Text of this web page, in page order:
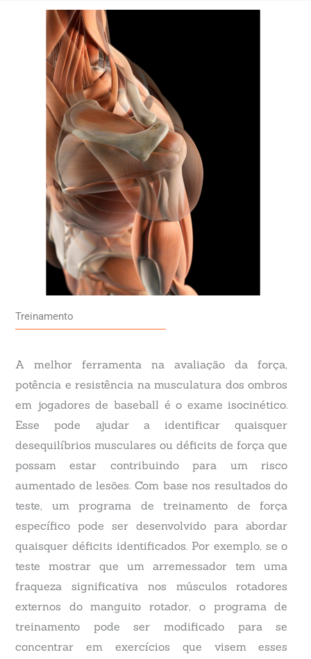
Treinamento
A melhor ferramenta na avaliação da força,
potência e resistência na musculatura dos ombros
em jogadores de baseball é o exame isocinético.
Esse pode ajudar a identificar quaisquer
desequilíbrios musculares ou déficits de força que
possam estar contribuindo para um risco
aumentado de lesões. Com base nos resultados do
teste, um programa de treinamento de força
específico pode ser desenvolvido para abordar
quaisquer déficits identificados. Por exemplo, se o
teste mostrar que um arremessador tem uma
fraqueza significativa nos músculos rotadores
externos do manguito rotador, o programa de
treinamento pode ser modificado para se
concentrar em exercícios que visem esses